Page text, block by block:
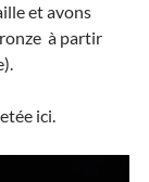
et avons
à partir
ici.